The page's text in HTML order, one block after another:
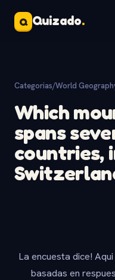
Q Quizado.
Categorias/World
Which
spans
countries,
La encuesta dice!
basadas en